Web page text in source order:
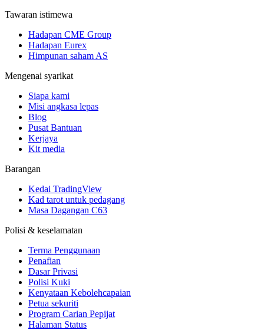
Tawaran istimewa
Hadapan CME Group
Hadapan Eurex
Himpunan saham AS
Mengenai syarikat
Siapa kami
Misi angkasa lepas
Blog
Pusat Bantuan
Kerjaya
Kit media
Barangan
Kedai TradingView
Kad tarot untuk pedagang
Masa Dagangan C63
Polisi & keselamatan
Terma Penggunaan
Penafian
Dasar Privasi
Polisi Kuki
Kenyataan Kebolehcapaian
Petua sekuriti
Program Carian Pepijat
Halaman Status